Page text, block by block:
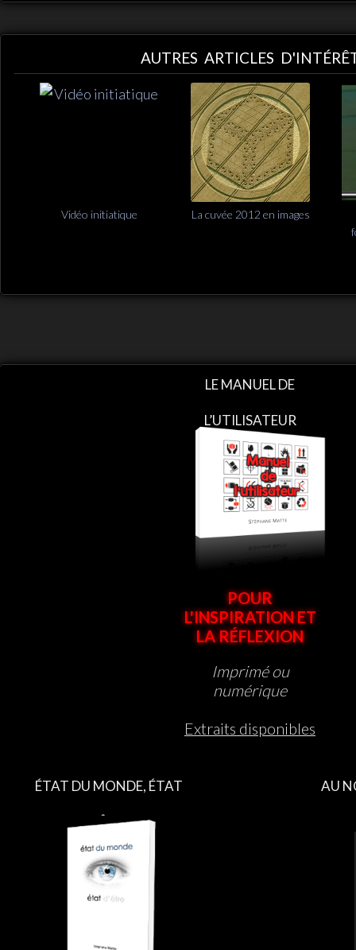
AUTRES ARTICLES
Vidéo initiatique
La cuvée 2012 en images
LE MANUEL DE
L’UTILISATEUR
POUR
L'INSPIRATION ET
LA RÉFLEXION
Imprimé ou
numérique
Extraits disponibles
ÉTAT DU MONDE, ÉTAT
D’ÊTRE
AU